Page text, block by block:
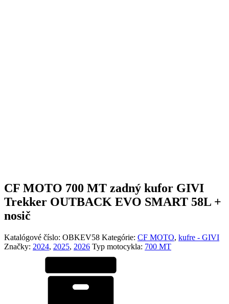
CF MOTO 700 MT zadný kufor GIVI
Trekker OUTBACK EVO SMART 58L +
nosič
Katalógové číslo: OBKEV58 Kategórie: CF MOTO, kufre - GIVI
Značky: 2024, 2025, 2026 Typ motocykla: 700 MT